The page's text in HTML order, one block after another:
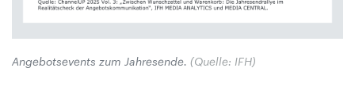
Angebotsevents zum Jahresende. (Quelle: IFH)